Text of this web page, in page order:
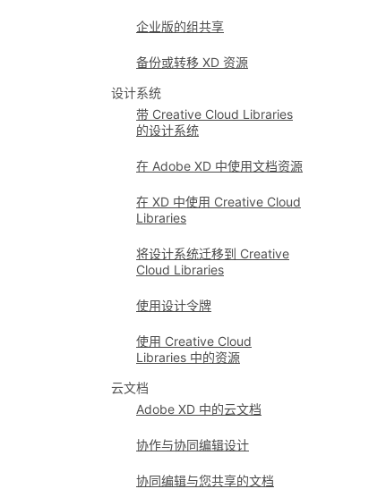
企业版的组共享
备份或转移 XD 资源
设计系统
带 Creative Cloud Libraries
的设计系统
在 Adobe XD 中使用文档资源
在 XD 中使用 Creative Cloud
Libraries
将设计系统迁移到 Creative
Cloud Libraries
使用设计令牌
使用 Creative Cloud
Libraries 中的资源
云文档
Adobe XD 中的云文档
协作与协同编辑设计
协同编辑与您共享的文档